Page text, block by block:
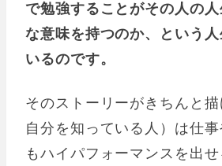
で勉強することがその人の
な意味を持つのか、という
いるのです。
そのストーリーがきちんと
自分を知っている人）は仕
もハイパフォーマンスを出